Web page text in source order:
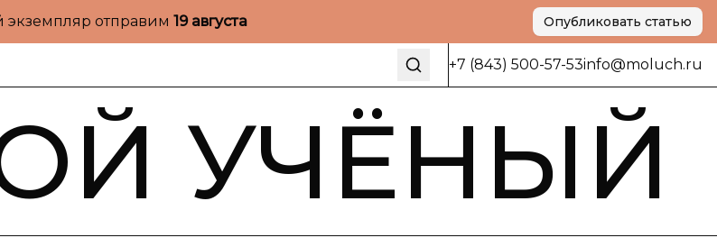
экземпляр отправим 19 августа Опубликовать статью
+7 (843) 500-57-53info@moluch.ru
УЧЁНЫЙ